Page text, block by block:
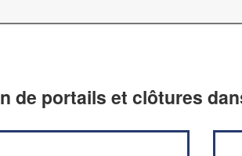
de portails et clôtures